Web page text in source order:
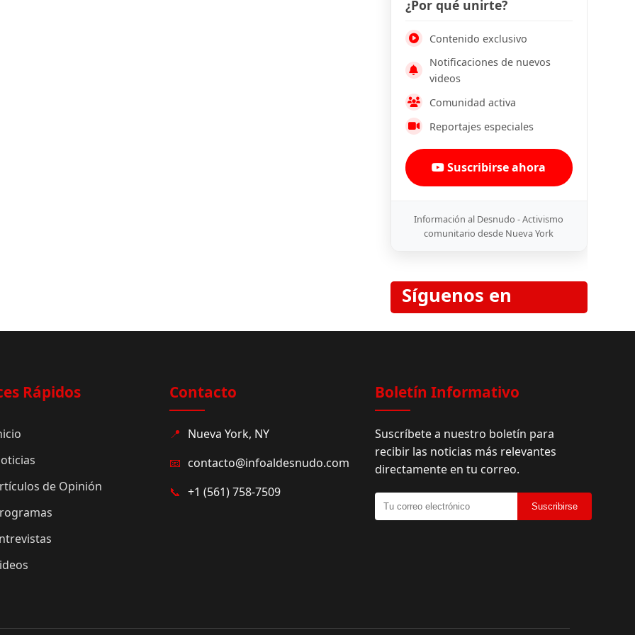
¿Por qué unirte?
Contenido exclusivo
Notificaciones de nuevos
videos
Comunidad activa
Reportajes especiales
Suscribirse ahora
Información al Desnudo - Activismo
comunitario desde Nueva York
Síguenos en
Rápidos
de Opinión
Contacto
📍 Nueva York, NY
📧 contacto@infoaldesnudo.com
📞 +1 (561) 758-7509
Boletín Informativo
Suscríbete a nuestro boletín para
recibir las noticias más relevantes
directamente en tu correo.
Suscribirse